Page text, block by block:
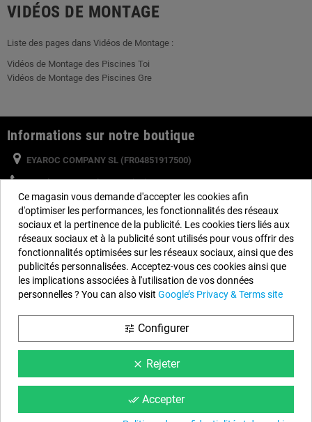
VIDÉOS DE MONTAGE
Liste des pages dans Vidéos de Montage :
Vidéos de Montage des Piscines Toi
Vidéos de Montage des Piscines Gre
Informations sur notre boutique
EYAROC COMPANY SL (FR04851917500)
Appelez-nous maintenant (FR) :0187 654 060
Appelez-nous maintenant (BE) : 234 20828
Horaire : Lundi au Vendredi de 9 h à 14 h et de 15 h à 18 h
Email :info@piscinehorssol.com
Nous suivre
Ce magasin vous demande d'accepter les cookies afin
d'optimiser les performances, les fonctionnalités des réseaux
sociaux et la pertinence de la publicité. Les cookies tiers liés aux
réseaux sociaux et à la publicité sont utilisés pour vous offrir des
fonctionnalités optimisées sur les réseaux sociaux, ainsi que des
publicités personnalisées. Acceptez-vous ces cookies ainsi que
les implications associées à l'utilisation de vos données
personnelles ? You can also visit Google’s Privacy & Terms site
tune Configurer
clear Rejeter
done_all Accepter